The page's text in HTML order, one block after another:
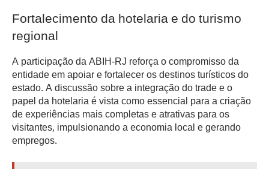
Fortalecimento da hotelaria e do turismo
regional
A participação da ABIH-RJ reforça o compromisso da
entidade em apoiar e fortalecer os destinos turísticos do
estado. A discussão sobre a integração do trade e o
papel da hotelaria é vista como essencial para a criação
de experiências mais completas e atrativas para os
visitantes, impulsionando a economia local e gerando
empregos.